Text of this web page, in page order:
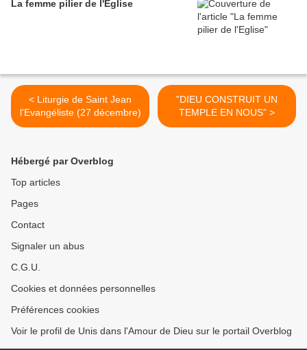
La femme pilier de l'Eglise
< Liturgie de Saint Jean
l'Evangéliste (27 décembre)
‟DIEU CONSTRUIT UN
TEMPLE EN NOUS” >
Hébergé par Overblog
Top articles
Pages
Contact
Signaler un abus
C.G.U.
Cookies et données personnelles
Préférences cookies
Voir le profil de Unis dans l'Amour de Dieu sur le portail Overblog